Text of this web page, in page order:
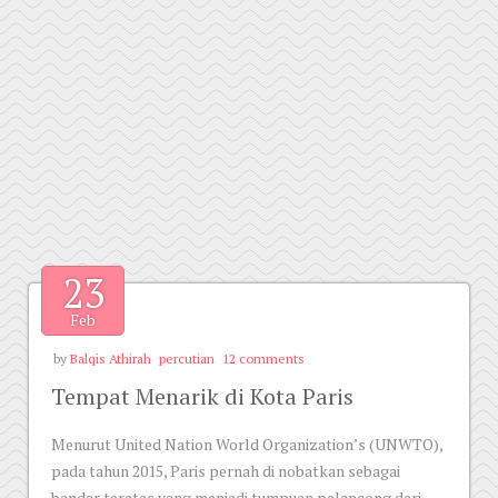
23
Feb
by Balqis Athirah percutian 12 comments
Tempat Menarik di Kota Paris
Menurut United Nation World Organization’s (UNWTO),
pada tahun 2015, Paris pernah di nobatkan sebagai